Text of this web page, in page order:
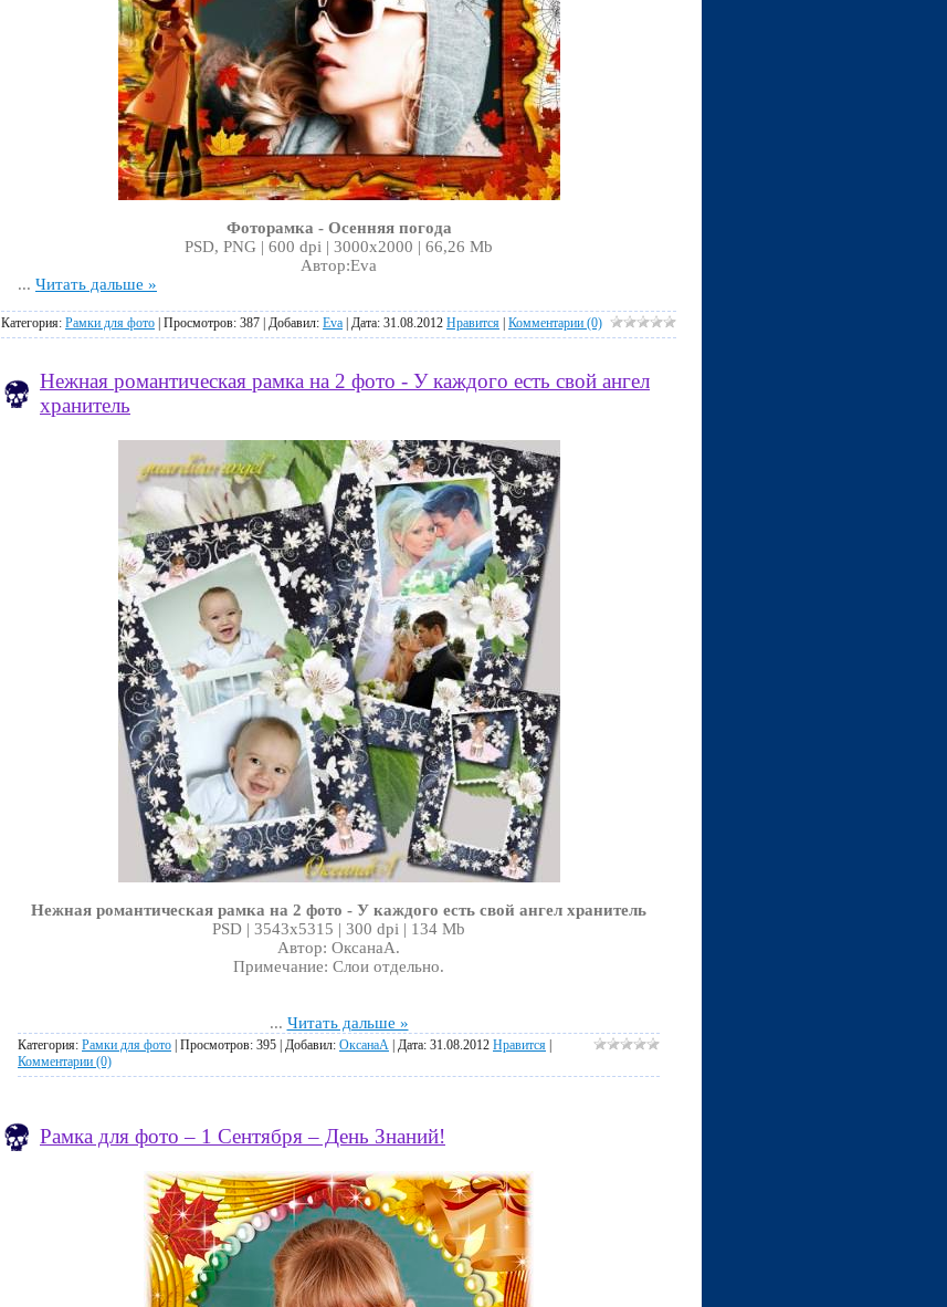
Фоторамка - Осенняя погода
PSD, PNG | 600 dpi | 3000x2000 | 66,26 Mb
Автор:Eva
... Читать дальше »
Категория: Рамки для фото | Просмотров: 387 | Добавил: Eva | Дата: 31.08.2012 Нравится | Комментарии (0)
Нежная романтическая рамка на 2 фото - У каждого есть свой ангел
хранитель
Нежная романтическая рамка на 2 фото - У каждого есть свой ангел хранитель
PSD | 3543x5315 | 300 dpi | 134 Mb
Автор: ОксанаА.
Примечание: Слои отдельно.
... Читать дальше »
Категория: Рамки для фото | Просмотров: 395 | Добавил: ОксанаА | Дата: 31.08.2012 Нравится |
Комментарии (0)
Рамка для фото – 1 Сентября – День Знаний!